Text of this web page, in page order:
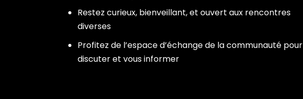
Restez curieux, bienveillant, et ouvert aux rencontres
diverses
Profitez de l’espace d’échange de la communauté pour
discuter et vous informer